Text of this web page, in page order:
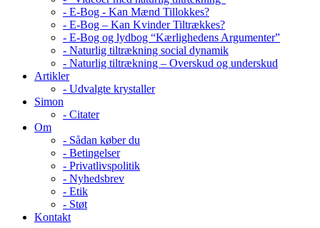
- E-Bog - Kan Mænd Tillokkes?
- E-Bog – Kan Kvinder Tiltrækkes?
- E-Bog og lydbog “Kærlighedens Argumenter”
- Naturlig tiltrækning social dynamik
- Naturlig tiltrækning – Overskud og underskud
Artikler
- Udvalgte krystaller
Simon
- Citater
Om
- Sådan køber du
- Betingelser
- Privatlivspolitik
- Nyhedsbrev
- Etik
- Støt
Kontakt